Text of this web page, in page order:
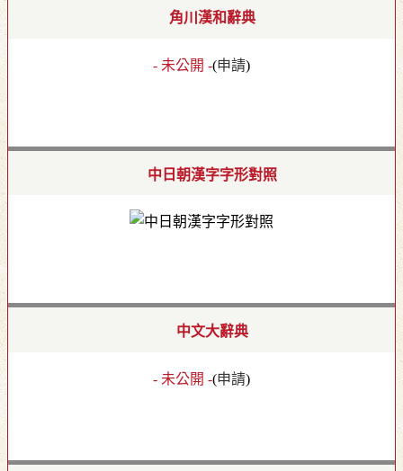
角川漢和辭典
- 未公開 -(申請)
中日朝漢字字形對照
中文大辭典
- 未公開 -(申請)